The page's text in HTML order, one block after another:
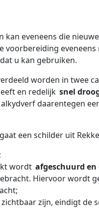
eveneens die
voorbereiding
u kan gebruiken.
worden in twee
en redelijk snel
daarentegen
een schilder uit
wordt afgeschuurd
Hiervoor wordt
zijn, eindigt de